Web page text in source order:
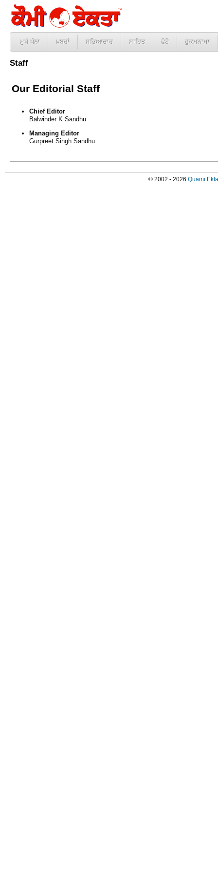
ਮੁਖੱ ਪੰਨਾ ਖ਼ਬਰਾਂ ਸਭਿਆਚਾਰ ਸਾਹਿਤ ਫੋਟੋ ਹੁਕਮਨਾਮਾ
Staff
Our Editorial Staff
Chief Editor
Balwinder K Sandhu
Managing Editor
Gurpreet Singh Sandhu
© 2002 - 2026 Quami